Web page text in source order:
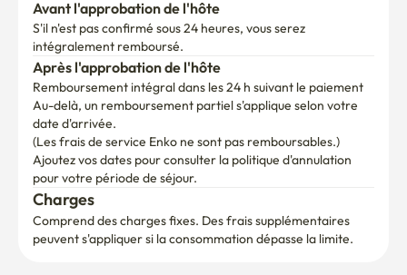
<Environnement environnant>
Il y a un dépanneur, un snack-bar, une misoya et une
boulangerie au premier étage :)
✔️ olive Young juste de l'autre côté de la rue,
Hyeong à la sortie 6,
Burger King, Loterie, Starbucks en moins de 5 minutes.
Il y a beaucoup d'autres bons restaurants :)
Si vous avez besoin de quoi que ce soit en vivant, n'hésitez
pas à me contacter.🤗
📢 Je ne fournis pas de literie pour des raisons d'hygiène
intégralement remboursé.
Après l'approbation de l'hôte
Remboursement intégral dans les 24 h suivant le paiement
Au-delà, un remboursement partiel s'applique selon votre
date d'arrivée.
(Les frais de service Enko ne sont pas remboursables.)
Ajoutez vos dates pour consulter la politique d'annulation
pour votre période de séjour.
Charges
Comprend des charges fixes. Des frais supplémentaires
peuvent s'appliquer si la consommation dépasse la limite.